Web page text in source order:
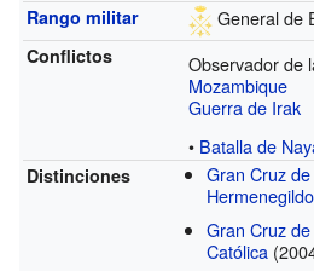
Rango militar
General de
Conflictos Observador de
Mozambique
Guerra de Irak
• Batalla de
Distinciones
Gran Cruz
Hermenegildo
Gran Cruz
Católica